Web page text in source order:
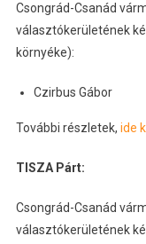
Csongrád-Csanád
választókerületének
környéke):
Czirbus Gábor
További részletek, ide
TISZA Párt:
Csongrád-Csanád
választókerületének